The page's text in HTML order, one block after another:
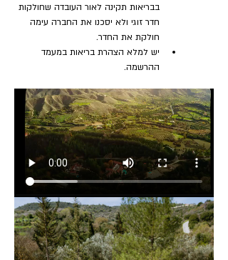
בבריאות תקינה לאור העובדה שחולקות
חדר זוגי ולא יסכנו את החברה עימה
חולקת את החדר.
יש למלא הצהרת בריאות במעמד
ההרשמה.